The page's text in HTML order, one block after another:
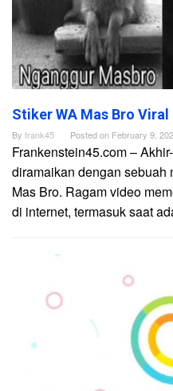
Stiker WA Mas Bro
By frank45 Posted on February 9,
Frankenstein45.com –
diramaikan dengan sebuah
Mas Bro. Ragam video
di internet, termasuk saat